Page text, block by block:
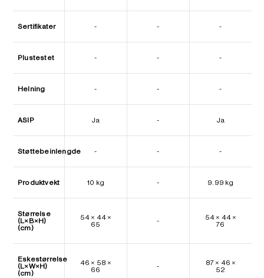
Sertifikater - - -
Plustestet - - -
Helning - - -
ASIP Ja - Ja
Støttebeinlengde - - -
Produktvekt 10 kg - 9.99 kg
Størrelse
(L×B×H)
(cm)
54 × 44 ×
65
-
54 × 44 ×
76
Eskestørrelse
(L×W×H)
(cm)
46 × 58 ×
66
-
87 × 46 ×
52